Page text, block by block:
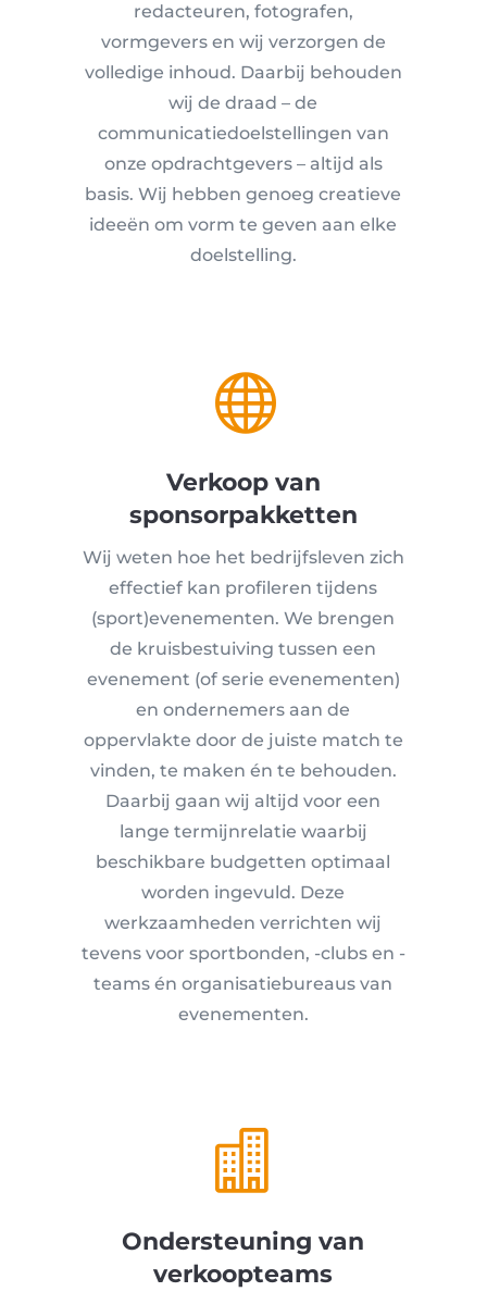
redacteuren, fotografen,
vormgevers en wij verzorgen de
volledige inhoud. Daarbij behouden
wij de draad – de
communicatiedoelstellingen van
onze opdrachtgevers – altijd als
basis. Wij hebben genoeg creatieve
ideeën om vorm te geven aan elke
doelstelling.

Verkoop van
sponsorpakketten
Wij weten hoe het bedrijfsleven zich
effectief kan profileren tijdens
(sport)evenementen. We brengen
de kruisbestuiving tussen een
evenement (of serie evenementen)
en ondernemers aan de
oppervlakte door de juiste match te
vinden, te maken én te behouden.
Daarbij gaan wij altijd voor een
lange termijnrelatie waarbij
beschikbare budgetten optimaal
worden ingevuld. Deze
werkzaamheden verrichten wij
tevens voor sportbonden, -clubs en -
teams én organisatiebureaus van
evenementen.

Ondersteuning van
verkoopteams